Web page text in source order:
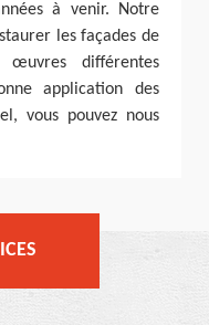
à venir. Notre
les façades de
œuvres différentes
application des
vous pouvez nous